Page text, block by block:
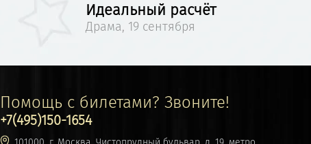
Идеальный расчёт
Драма, 19 сентября
Помощь с билетами? Звоните!
+7(495)150-1654